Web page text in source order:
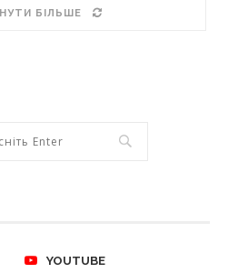
БІЛЬШЕ
YOUTUBE